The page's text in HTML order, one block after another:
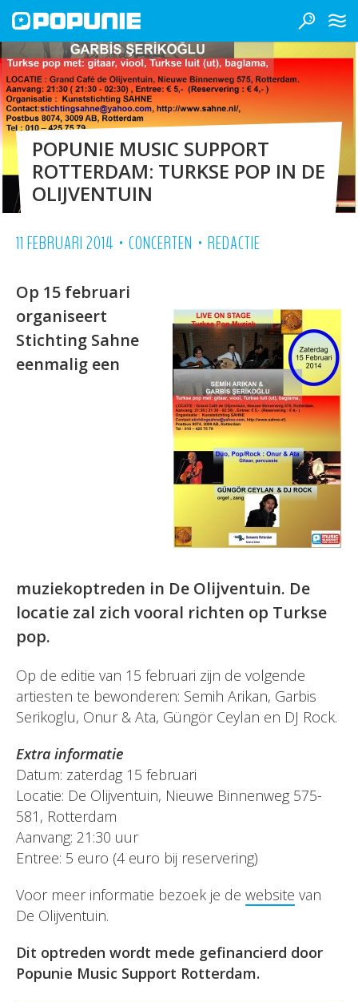
POPUNIE MUSIC SUPPORT
ROTTERDAM: TURKSE POP IN DE
OLIJVENTUIN
11 FEBRUARI 2014 • CONCERTEN • REDACTIE
Op 15 februari
organiseert
Stichting Sahne
eenmalig een
muziekoptreden in De Olijventuin. De
locatie zal zich vooral richten op Turkse
pop.
Op de editie van 15 februari zijn de volgende
artiesten te bewonderen: Semih Arikan, Garbis
Serikoglu, Onur & Ata, Güngör Ceylan en DJ Rock.
Extra informatie
Datum: zaterdag 15 februari
Locatie: De Olijventuin, Nieuwe Binnenweg 575-
581, Rotterdam
Aanvang: 21:30 uur
Entree: 5 euro (4 euro bij reservering)
Voor meer informatie bezoek je de website van
De Olijventuin.
Dit optreden wordt mede gefinancierd door
Popunie Music Support Rotterdam.